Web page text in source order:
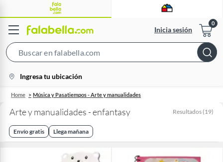
Inicia sesión
Bar
location-
icon
Ingresa tu ubicación
Home Música y Pasatiempos - Arte y manualidades
Arte y manualidades - enfantasy Resultados (19)
Envío gratis Llega mañana